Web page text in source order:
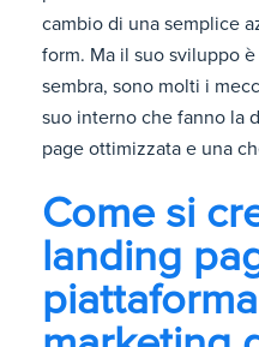
cambio di una semplice
form. Ma il suo sviluppo
sembra, sono molti i
suo interno che fanno la
page ottimizzata e una
Come si
landing